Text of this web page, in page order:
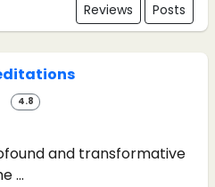
Reviews Posts
4.8
and transformative
...